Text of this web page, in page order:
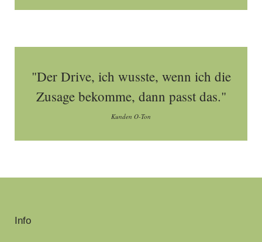
"Der Drive, ich wusste, wenn ich die
Zusage bekomme, dann passt das."
Kunden O-Ton
Info